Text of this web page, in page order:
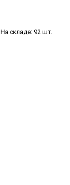
На складе: 92 шт.